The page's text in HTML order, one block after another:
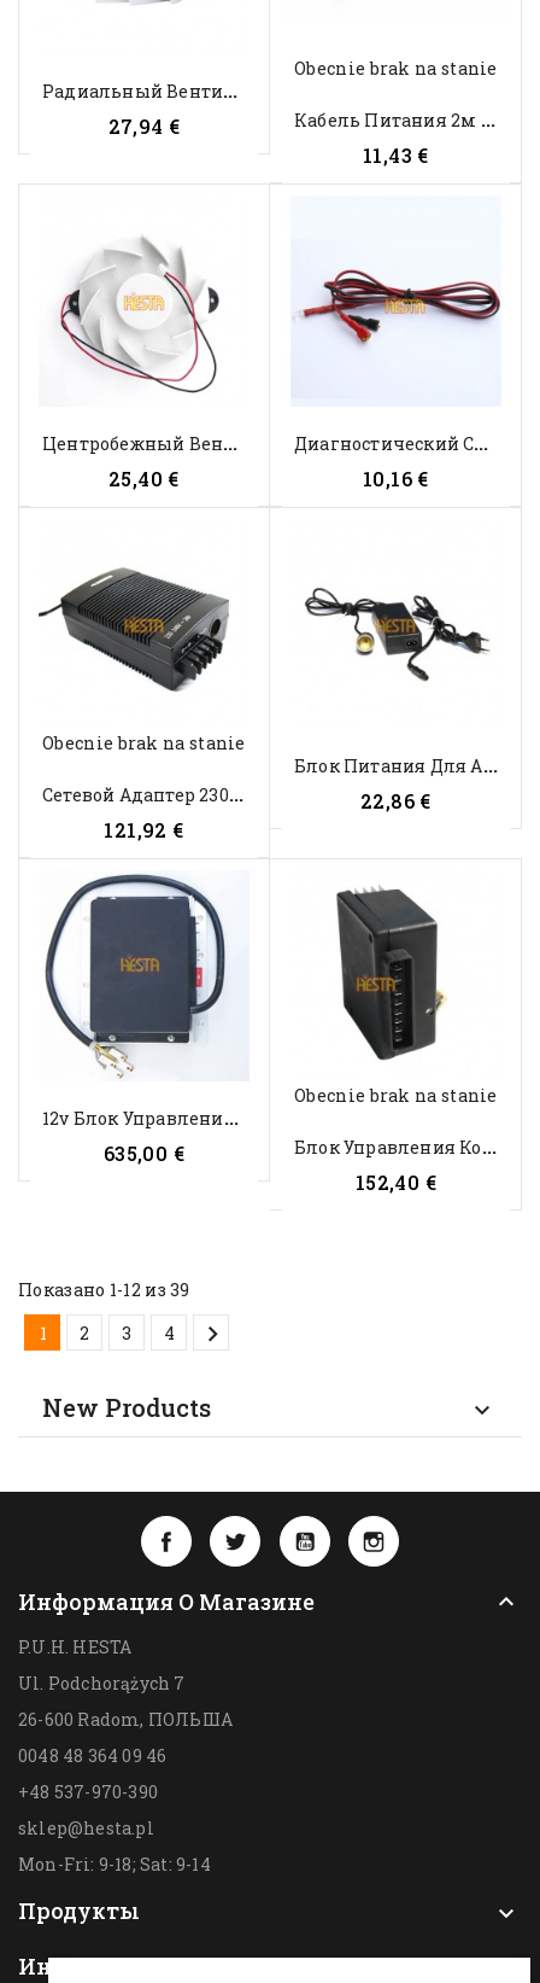
Р
Адиальный Вентилятор Со Штоком...
27,94 €
Obecnie brak na stanie
К
Абель Питания 2м Для...
11,43 €
Ц
Ентробежный Вентилятор Для...
25,40 €
Д
Иагностический Светодиод Для...
10,16 €
Obecnie brak na stanie
С
Етевой Адаптер 230В Для...
121,92 €
Б
Лок Питания Для Автомобильных...
22,86 €
1
2v Блок Управления Компрессором...
635,00 €
Obecnie brak na stanie
Б
Лок Управления Компрессором...
152,40 €
Показано 1-12 из 39
1
2 3 4 
New Products 
FacebookTwitterYouTubeInstagram
Информация О Магазине 
P.U.H. HESTA
Ul. Podchorążych 7
26-600 Radom, ПОЛЬША
0048 48 364 09 46
+48 537-970-390
sklep@hesta.pl
Mon-Fri: 9-18; Sat: 9-14
Продукты

Информация